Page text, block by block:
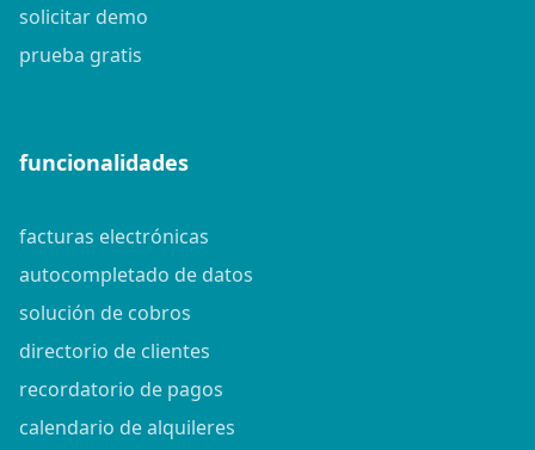
solicitar demo
prueba gratis
funcionalidades
facturas electrónicas
autocompletado de datos
solución de cobros
directorio de clientes
recordatorio de pagos
calendario de alquileres